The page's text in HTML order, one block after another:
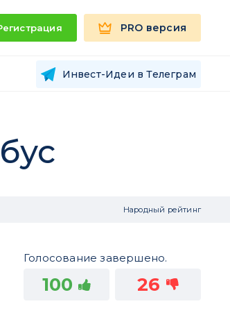
PRO версия
Инвест-Идеи в Телеграм
Народный рейтинг
Голосование завершено.
100 26